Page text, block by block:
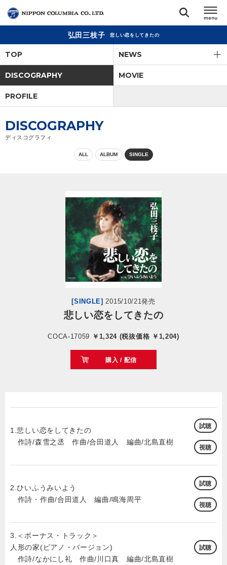
閉じる
アーティスト
ジャンル
閉じる
弘田三枝子 悲しい恋をしてきたの
TOP NEWS
DISCOGRAPHY MOVIE
PROFILE
DISCOGRAPHY
ディスコグラフィ
ALL ALBUM SINGLE
[SINGLE] 2015/10/21発売
悲しい恋をしてきたの
COCA-17059 ￥1,324 (税抜価格 ￥1,204)
購入 / 配信
1.悲しい恋をしてきたの
作詩/森雪之丞 作曲/合田道人 編曲/北島直樹
試聴
視聴
2.ひいふうみいよう
作詩・作曲/合田道人 編曲/鳴海周平
試聴
視聴
3.＜ボーナス・トラック＞
人形の家(ピアノ・バージョン)
作詩/なかにし礼 作曲/川口真 編曲/北島直樹
試聴